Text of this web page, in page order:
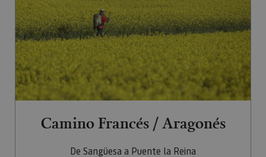
Camino Francés / Aragonés
De Sangüesa a Puente la Reina